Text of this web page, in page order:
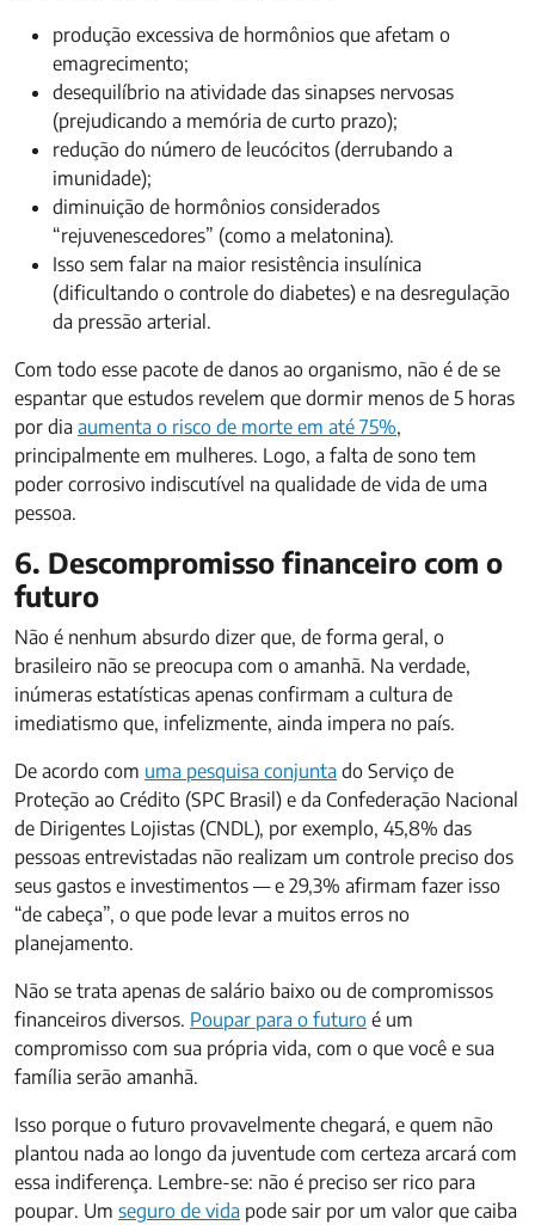
produção excessiva de hormônios que afetam o
emagrecimento;
desequilíbrio na atividade das sinapses nervosas
(prejudicando a memória de curto prazo);
redução do número de leucócitos (derrubando a
imunidade);
diminuição de hormônios considerados
“rejuvenescedores” (como a melatonina).
Isso sem falar na maior resistência insulínica
(dificultando o controle do diabetes) e na desregulação
da pressão arterial.
Com todo esse pacote de danos ao organismo, não é de se
espantar que estudos revelem que dormir menos de 5 horas
por dia aumenta o risco de morte em até 75%,
principalmente em mulheres. Logo, a falta de sono tem
poder corrosivo indiscutível na qualidade de vida de uma
pessoa.
6. Descompromisso financeiro com o
futuro
Não é nenhum absurdo dizer que, de forma geral, o
brasileiro não se preocupa com o amanhã. Na verdade,
inúmeras estatísticas apenas confirmam a cultura de
imediatismo que, infelizmente, ainda impera no país.
De acordo com uma pesquisa conjunta do Serviço de
Proteção ao Crédito (SPC Brasil) e da Confederação Nacional
de Dirigentes Lojistas (CNDL), por exemplo, 45,8% das
pessoas entrevistadas não realizam um controle preciso dos
seus gastos e investimentos — e 29,3% afirmam fazer isso
“de cabeça”, o que pode levar a muitos erros no
planejamento.
Não se trata apenas de salário baixo ou de compromissos
financeiros diversos. Poupar para o futuro é um
compromisso com sua própria vida, com o que você e sua
família serão amanhã.
Isso porque o futuro provavelmente chegará, e quem não
plantou nada ao longo da juventude com certeza arcará com
essa indiferença. Lembre-se: não é preciso ser rico para
poupar. Um seguro de vida pode sair por um valor que caiba